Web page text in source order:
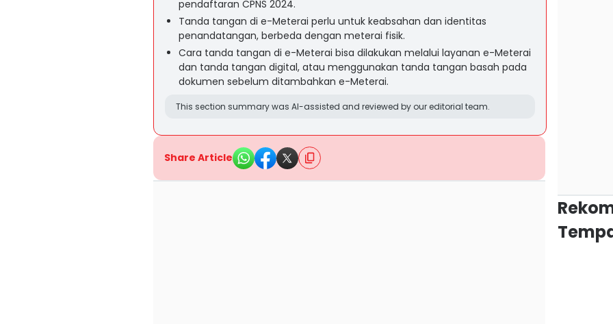
pendaftaran CPNS 2024.
Tanda tangan di e-Meterai perlu untuk keabsahan dan identitas
penandatangan, berbeda dengan meterai fisik.
Cara tanda tangan di e-Meterai bisa dilakukan melalui layanan e-Meterai
dan tanda tangan digital, atau menggunakan tanda tangan basah pada
dokumen sebelum ditambahkan e-Meterai.
This section summary was AI-assisted and reviewed by our editorial team.
Share Article